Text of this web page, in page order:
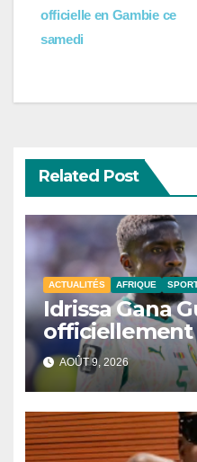
de
l’article
officielle en Gambie ce
samedi
Related Post
ACTUALITÉS AFRIQUE
Idrissa Gana
officiellement
une saison
AOÛT 9, 2026